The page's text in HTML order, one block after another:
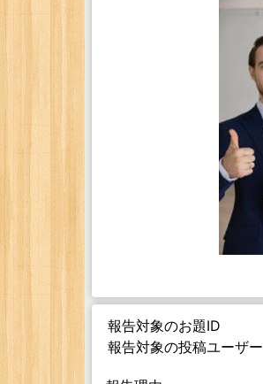
報告対象のお題ID
報告対象の投稿ユーザー